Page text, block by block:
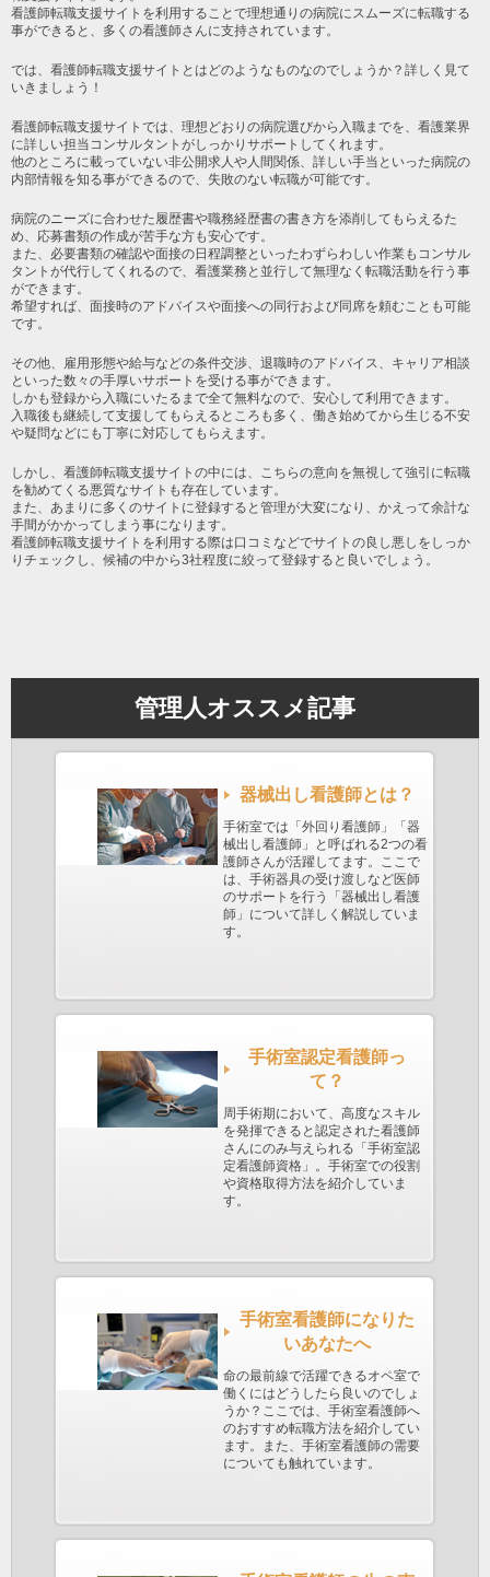
看護師転職支援サイトを利用することで理想通りの病院にスムーズに転職する
事ができると、多くの看護師さんに支持されています。
では、看護師転職支援サイトとはどのようなものなのでしょうか？詳しく見て
いきましょう！
看護師転職支援サイトでは、理想どおりの病院選びから入職までを、看護業界
に詳しい担当コンサルタントがしっかりサポートしてくれます。
他のところに載っていない非公開求人や人間関係、詳しい手当といった病院の
内部情報を知る事ができるので、失敗のない転職が可能です。
病院のニーズに合わせた履歴書や職務経歴書の書き方を添削してもらえるた
め、応募書類の作成が苦手な方も安心です。
また、必要書類の確認や面接の日程調整といったわずらわしい作業もコンサル
タントが代行してくれるので、看護業務と並行して無理なく転職活動を行う事
ができます。
希望すれば、面接時のアドバイスや面接への同行および同席を頼むことも可能
です。
その他、雇用形態や給与などの条件交渉、退職時のアドバイス、キャリア相談
といった数々の手厚いサポートを受ける事ができます。
しかも登録から入職にいたるまで全て無料なので、安心して利用できます。
入職後も継続して支援してもらえるところも多く、働き始めてから生じる不安
や疑問などにも丁寧に対応してもらえます。
しかし、看護師転職支援サイトの中には、こちらの意向を無視して強引に転職
を勧めてくる悪質なサイトも存在しています。
また、あまりに多くのサイトに登録すると管理が大変になり、かえって余計な
手間がかかってしまう事になります。
看護師転職支援サイトを利用する際は口コミなどでサイトの良し悪しをしっか
りチェックし、候補の中から3社程度に絞って登録すると良いでしょう。
管理人オススメ記事
器械出し看護師とは？
手術室では「外回り看護師」「器
械出し看護師」と呼ばれる2つの看
護師さんが活躍してます。ここで
は、手術器具の受け渡しなど医師
のサポートを行う「器械出し看護
師」について詳しく解説していま
す。
手術室認定看護師っ
て？
周手術期において、高度なスキル
を発揮できると認定された看護師
さんにのみ与えられる「手術室認
定看護師資格」。手術室での役割
や資格取得方法を紹介していま
す。
手術室看護師になりた
いあなたへ
命の最前線で活躍できるオペ室で
働くにはどうしたら良いのでしょ
うか？ここでは、手術室看護師へ
のおすすめ転職方法を紹介してい
ます。また、手術室看護師の需要
についても触れています。